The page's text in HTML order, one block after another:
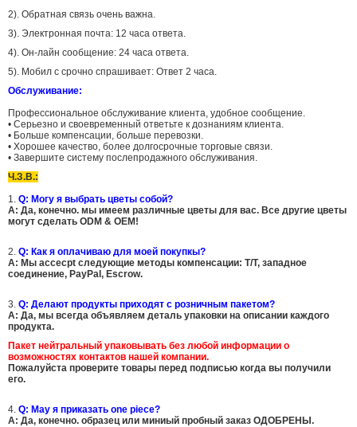
2). Обратная связь очень важна.
3). Электронная почта: 12 часа ответа.
4). Он-лайн сообщение: 24 часа ответа.
5). Мобил с срочно спрашивает: Ответ 2 часа.
Обслуживание:
Профессиональное обслуживание клиента, удобное сообщение.
• Серьезно и своевременный ответьте к дознаниям клиента.
• Больше компенсации, больше перевозки.
• Хорошее качество, более долгосрочные торговые связи.
• Завершите систему послепродажного обслуживания.
Ч.З.В.:
1. Q: Могу я выбрать цветы собой?
A: Да, конечно. мы имеем различные цветы для вас. Все другие цветы
могут сделать ODM & OEM!
2. Q: Как я оплачиваю для моей покупкы?
A: Мы accecpt следующие методы компенсации: T/T, западное
соединение, PayPal, Escrow.
3. Q: Делают продукты приходят с розничным пакетом?
A: Да, мы всегда объявляем деталь упаковки на описании каждого
продукта.
Пакет нейтральный упаковывать без любой информации о
возможностях контактов нашей компании.
Пожалуйста проверите товары перед подписью когда вы получили
его.
4. Q: May я приказать one piece?
A: Да, конечно. образец или миниый пробный заказ ОДОБРЕНЫ.